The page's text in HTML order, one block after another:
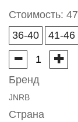
Стоимость:
36-40
41-46
Бренд
JNRB
Страна